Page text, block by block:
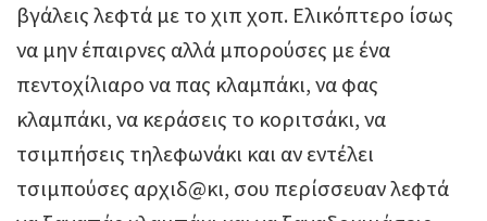
βγάλεις λεφτά με το χιπ χοπ. Ελικόπτερο ίσως
να μην έπαιρνες αλλά μπορούσες με ένα
πεντοχίλιαρο να πας κλαμπάκι, να φας
κλαμπάκι, να κεράσεις το κοριτσάκι, να
τσιμπήσεις τηλεφωνάκι και αν εντέλει
τσιμπούσες αρχιδ@κι, σου περίσσευαν λεφτά